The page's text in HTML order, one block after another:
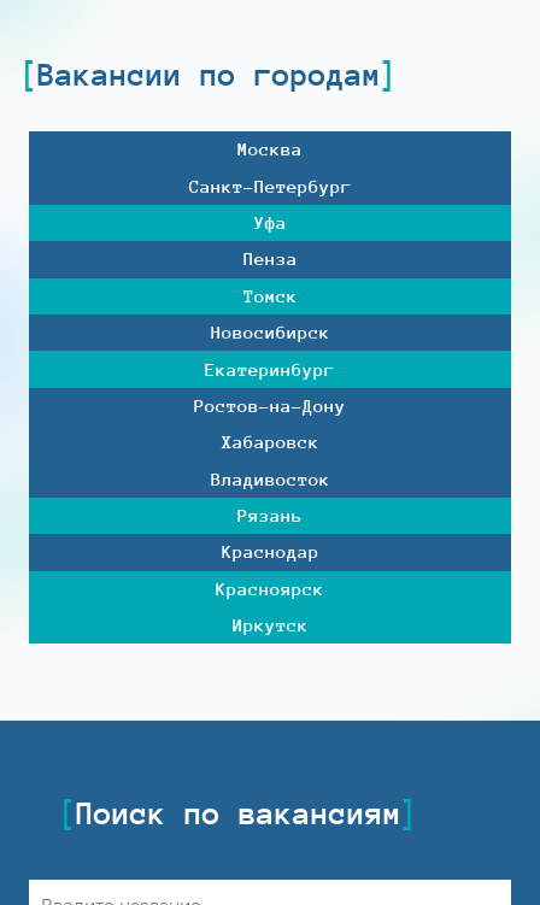
Вакансии по городам
Москва
Санкт-Петербург
Уфа
Пенза
Томск
Новосибирск
Екатеринбург
Ростов-на-Дону
Хабаровск
Владивосток
Рязань
Краснодар
Красноярск
Иркутск
Поиск по вакансиям